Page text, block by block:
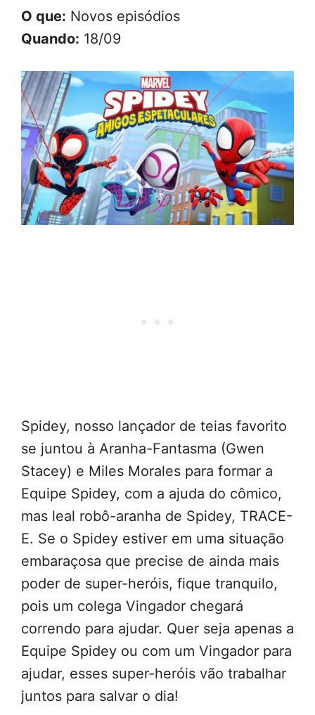
O que: Novos episódios
Quando: 18/09
Spidey, nosso lançador de teias favorito
se juntou à Aranha-Fantasma (Gwen
Stacey) e Miles Morales para formar a
Equipe Spidey, com a ajuda do cômico,
mas leal robô-aranha de Spidey, TRACE-
E. Se o Spidey estiver em uma situação
embaraçosa que precise de ainda mais
poder de super-heróis, fique tranquilo,
pois um colega Vingador chegará
correndo para ajudar. Quer seja apenas a
Equipe Spidey ou com um Vingador para
ajudar, esses super-heróis vão trabalhar
juntos para salvar o dia!